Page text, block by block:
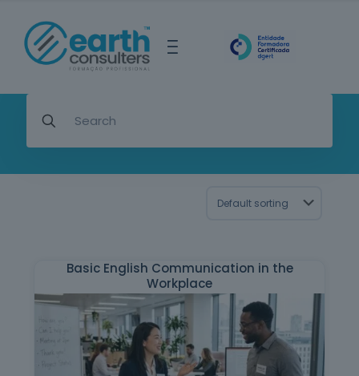
Basic English Communication in the
Workplace